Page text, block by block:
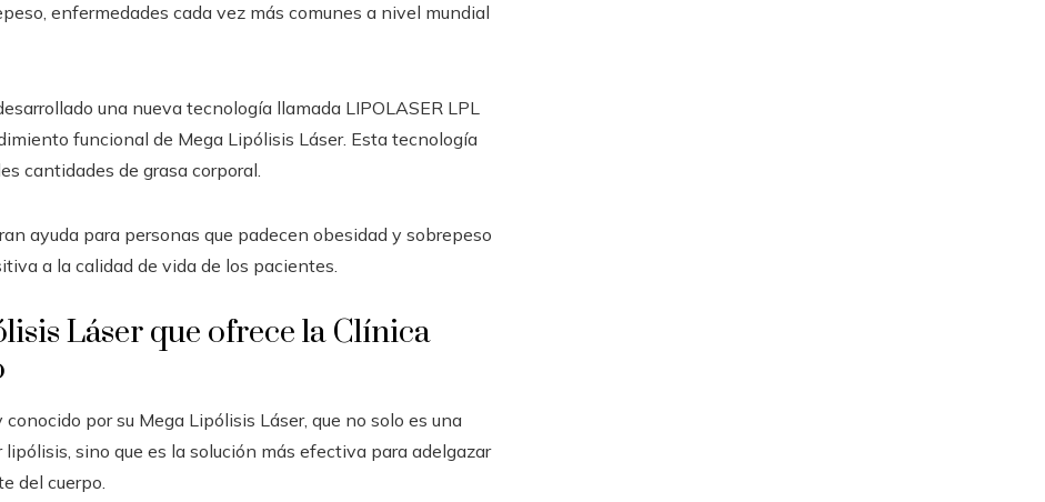
enfermedades cada vez más comunes a nivel mundial
una nueva tecnología llamada LIPOLASER LPL
funcional de Mega Lipólisis Láser. Esta tecnología
cantidades de grasa corporal.
ayuda para personas que padecen obesidad y sobrepeso
a la calidad de vida de los pacientes.
Láser que ofrece la Clínica
por su Mega Lipólisis Láser, que no solo es una
sino que es la solución más efectiva para adelgazar
del cuerpo.